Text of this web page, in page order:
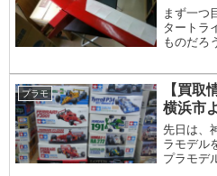
まず一つ
タートラ
ものだろ
外され
装されて
説明書
方...
プラモ
【買取
横浜市
先日は、
ラモデル
プラモデ
がこう